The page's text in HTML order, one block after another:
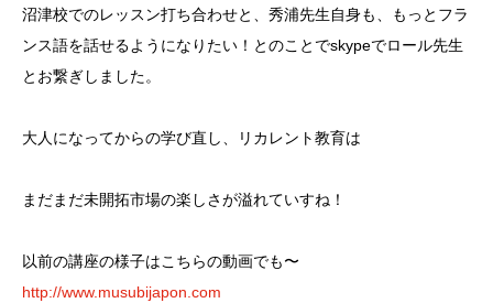
沼津校でのレッスン打ち合わせと、秀浦先生自身も、もっとフラ
ンス語を話せるようになりたい！とのことでskypeでロール先生
とお繋ぎしました。
大人になってからの学び直し、リカレント教育は
まだまだ未開拓市場の楽しさが溢れていすね！
以前の講座の様子はこちらの動画でも〜
http://www.musubijapon.com